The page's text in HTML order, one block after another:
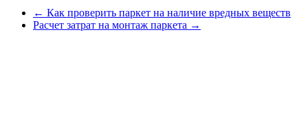
← Как проверить паркет на наличие вредных веществ
Расчет затрат на монтаж паркета →